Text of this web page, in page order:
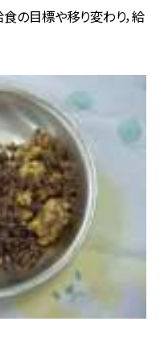
の目標や移り変わり，給